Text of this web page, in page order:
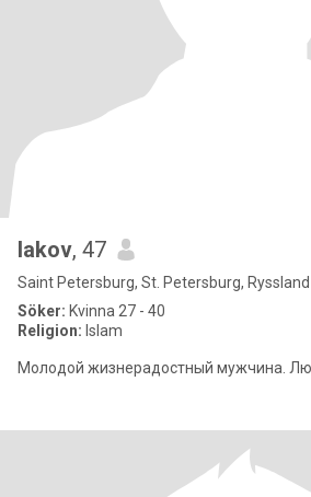
Iakov, 47
Saint Petersburg, St. Petersburg, Ryssland
Söker: Kvinna 27 - 40
Religion: Islam
Молодой жизнерадостный мужчина.